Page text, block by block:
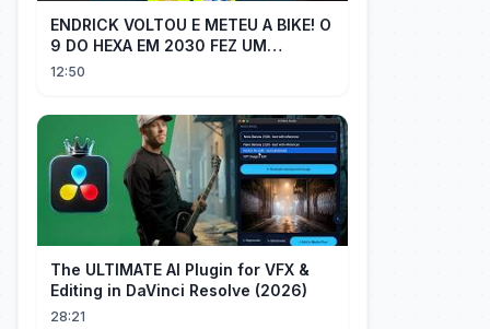
ENDRICK VOLTOU E METEU A BIKE! O
9 DO HEXA EM 2030 FEZ UM
GOLAÇO E MOSTROU QUE VAI SER
12:50
The ULTIMATE AI Plugin for VFX &
Editing in DaVinci Resolve (2026)
28:21